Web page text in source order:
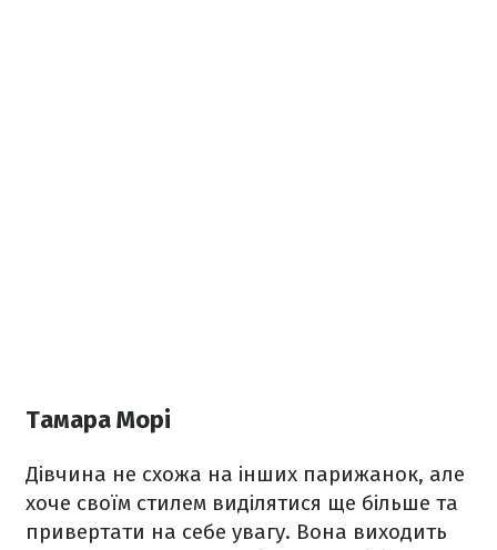
Тамара Морі
Дівчина не схожа на інших парижанок, але
хоче своїм стилем виділятися ще більше та
привертати на себе увагу. Вона виходить